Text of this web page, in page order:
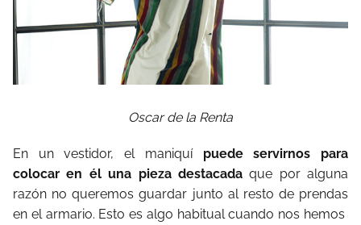
Oscar de la Renta
En un vestidor, el maniquípuede servirnos para
colocar en él una pieza destacadaque por alguna
razón no queremos guardar junto al resto de prendas
en el armario. Esto es algo habitual cuando nos hemos